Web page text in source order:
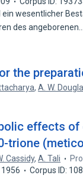
ein wesentlicher
des angeborenen…
the
,A. W.
effects of
trione
Cassidy,A. Tali
1956 Corpus ID: